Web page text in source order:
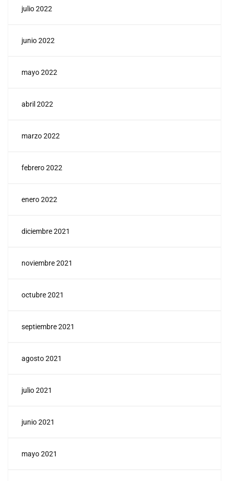
julio 2022
junio 2022
mayo 2022
abril 2022
marzo 2022
febrero 2022
enero 2022
diciembre 2021
noviembre 2021
octubre 2021
septiembre 2021
agosto 2021
julio 2021
junio 2021
mayo 2021